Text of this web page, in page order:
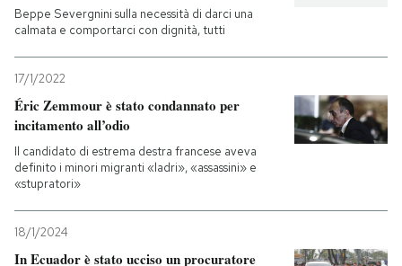
Beppe Severgnini sulla necessità di darci una
calmata e comportarci con dignità, tutti
17/1/2022
Éric Zemmour è stato condannato per
incitamento all’odio
Il candidato di estrema destra francese aveva
definito i minori migranti «ladri», «assassini» e
«stupratori»
18/1/2024
In Ecuador è stato ucciso un procuratore